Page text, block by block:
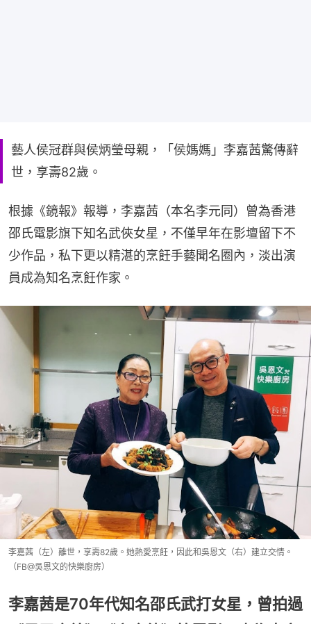
藝人侯冠群與侯炳瑩母親，「侯媽媽」李嘉茜驚傳辭
世，享壽82歲。
根據《鏡報》報導，李嘉茜（本名李元同）曾為香港
邵氏電影旗下知名武俠女星，不僅早年在影壇留下不
少作品，私下更以精湛的烹飪手藝聞名圈內，淡出演
員成為知名烹飪作家。
李嘉茜（左）離世，享壽82歲。她熱愛烹飪，因此和吳恩文（右）建立交情。
（FB@吳恩文的快樂廚房）
李嘉茜是70年代知名邵氏武打女星，曾拍過